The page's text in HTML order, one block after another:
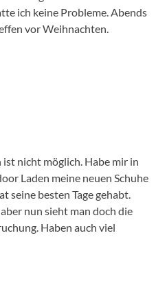
ich keine Probleme. Abends
vor Weihnachten.
nicht möglich. Habe mir in
Laden meine neuen Schuhe
seine besten Tage gehabt.
nun sieht man doch die
Haben auch viel